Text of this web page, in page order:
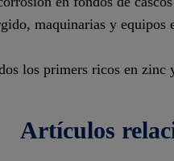
maquinarias y equipos
los primers ricos en
artículos